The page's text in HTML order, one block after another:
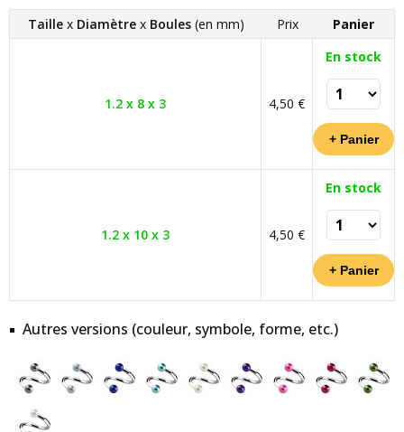
Taille x Diamètre x Boules (en mm) Prix Panier
1.2 x 8 x 3 4,50 €
En stock
1.2 x 10 x 3 4,50 €
En stock
Autres versions (couleur, symbole, forme, etc.)